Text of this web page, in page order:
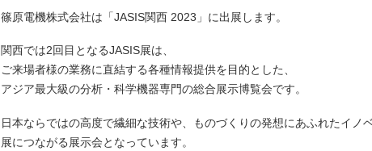
篠原電機株式会社は「JASIS関西 2023」に出展します。
関西では2回目となるJASIS展は、
ご来場者様の業務に直結する各種情報提供を目的とした、
アジア最大級の分析・科学機器専門の総合展示博覧会です。
日本ならではの高度で繊細な技術や、ものづくりの発想にあふれたイノ
展につながる展示会となっています。